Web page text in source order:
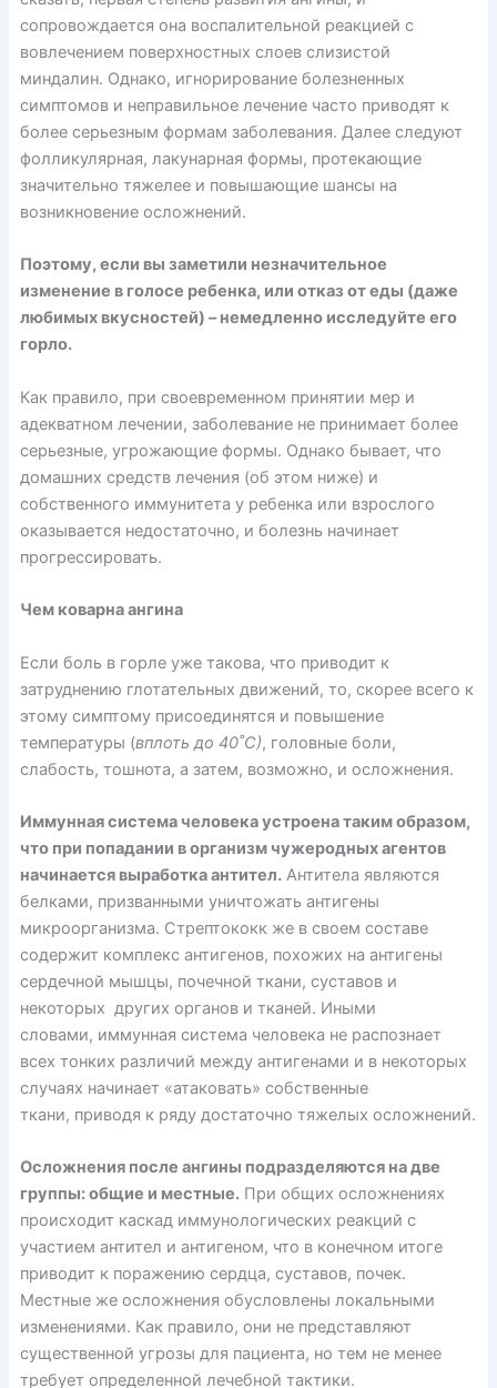
сопровождается она воспалительной реакцией с
вовлечением поверхностных слоев слизистой
миндалин. Однако, игнорирование болезненных
симптомов и неправильное лечение часто приводят к
более серьезным формам заболевания. Далее следуют
фолликулярная, лакунарная формы, протекающие
значительно тяжелее и повышающие шансы на
возникновение осложнений.
Поэтому, если вы заметили незначительное
изменение в голосе ребенка, или отказ от еды (даже
любимых вкусностей) – немедленно исследуйте его
горло.
Как правило, при своевременном принятии мер и
адекватном лечении, заболевание не принимает более
серьезные, угрожающие формы. Однако бывает, что
домашних средств лечения (об этом ниже) и
собственного иммунитета у ребенка или взрослого
оказывается недостаточно, и болезнь начинает
прогрессировать.
Чем коварна ангина
Если боль в горле уже такова, что приводит к
затруднению глотательных движений, то, скорее всего к
этому симптому присоединятся и повышение
температуры (вплоть до 40˚С), головные боли,
слабость, тошнота, а затем, возможно, и осложнения.
Иммунная система человека устроена таким образом,
что при попадании в организм чужеродных агентов
начинается выработка антител.Антитела являются
белками, призванными уничтожать антигены
микроорганизма. Стрептококк же в своем составе
содержит комплекс антигенов, похожих на антигены
сердечной мышцы, почечной ткани, суставов и
некоторых других органов и тканей. Иными
словами, иммунная система человека не распознает
всех тонких различий между антигенами и в некоторых
случаях начинает «атаковать» собственные
ткани, приводя к ряду достаточно тяжелых осложнений.
Осложнения после ангины подразделяются на две
группы: общие и местные.При общих осложнениях
происходит каскад иммунологических реакций с
участием антител и антигеном, что в конечном итоге
приводит к поражению сердца, суставов, почек.
Местные же осложнения обусловлены локальными
изменениями. Как правило, они не представляют
существенной угрозы для пациента, но тем не менее
требует определенной лечебной тактики.